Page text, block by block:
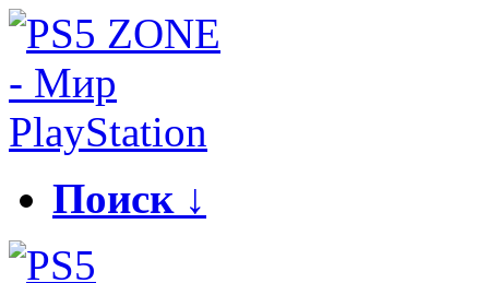
Поиск ↓